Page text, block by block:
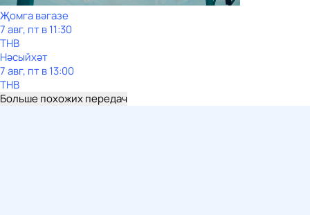
Җомга вәгазе
7 авг, пт в 11:30
ТНВ
Нәсыйхәт
7 авг, пт в 13:00
ТНВ
Больше похожих передач